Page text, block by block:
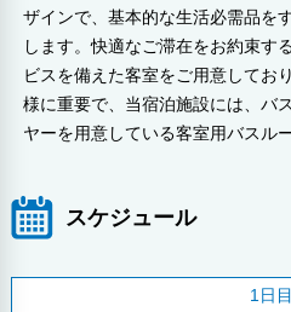
ザインで、基本的な生活必需品を
します。快適なご滞在をお約束す
ビスを備えた客室をご用意してお
様に重要で、当宿泊施設には、バ
ヤーを用意している客室用バスル
スケジュール
1日目